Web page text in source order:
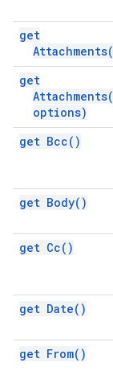
get
Attachments(
get
Attachments(
options)
get Bcc( )
get Body( )
get Cc( )
get Date( )
get From( )